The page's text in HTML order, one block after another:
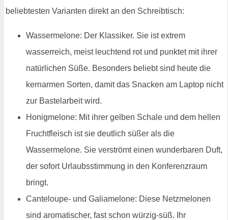
beliebtesten Varianten direkt an den Schreibtisch:
Wassermelone: Der Klassiker. Sie ist extrem
wasserreich, meist leuchtend rot und punktet mit ihrer
natürlichen Süße. Besonders beliebt sind heute die
kernarmen Sorten, damit das Snacken am Laptop nicht
zur Bastelarbeit wird.
Honigmelone: Mit ihrer gelben Schale und dem hellen
Fruchtfleisch ist sie deutlich süßer als die
Wassermelone. Sie verströmt einen wunderbaren Duft,
der sofort Urlaubsstimmung in den Konferenzraum
bringt.
Canteloupe- und Galiamelone: Diese Netzmelonen
sind aromatischer, fast schon würzig-süß. Ihr